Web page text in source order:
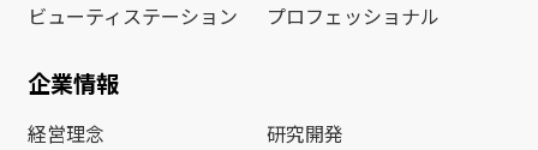
ビューティステーション
プロフェッショナル
企業情報
経営理念 研究開発